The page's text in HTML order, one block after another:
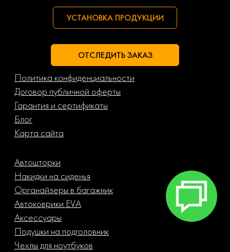
УСТАНОВКА ПРОДУКЦИИ
ОТСЛЕДИТЬ ЗАКАЗ
Политика конфиденциальности
Договор публичной оферты
Гарантия и сертификаты
Блог
Карта сайта
Автошторки
Накидки на сиденья
Органайзеры в багажник
Автоковрики EVA
Аксессуары
Подушки на подголовник
Чехлы для ноутбуков